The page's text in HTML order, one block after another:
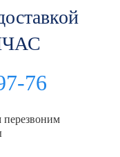
76
перезвоним